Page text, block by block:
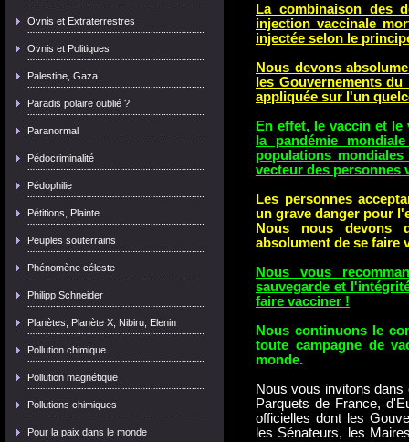
Ovnis et Extraterrestres
Ovnis et Politiques
Palestine, Gaza
Paradis polaire oublié ?
Paranormal
Pédocriminalité
Pédophilie
Pétitions, Plainte
Peuples souterrains
Phénomène céleste
Philipp Schneider
Planètes, Planète X, Nibiru, Elenin
Pollution chimique
Pollution magnétique
Pollutions chimiques
Pour la paix dans le monde
La combinaison des
injection vaccinale
injectée selon le
Nous devons
les Gouvernements
appliquée sur l'un
En effet, le vaccin et
la pandémie
populations
vecteur des personnes
Les personnes
un grave danger pour
Nous nous devons
absolument de se faire
Nous vous
sauvegarde et
faire vacciner !
Nous continuons le
toute campagne de
monde.
Nous vous invitons
Parquets de France,
officielles dont les
les Sénateurs, les